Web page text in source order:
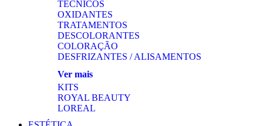
TÉCNICOS
OXIDANTES
TRATAMENTOS
DESCOLORANTES
COLORAÇÃO
DESFRIZANTES / ALISAMENTOS
Ver mais
KITS
ROYAL BEAUTY
LOREAL